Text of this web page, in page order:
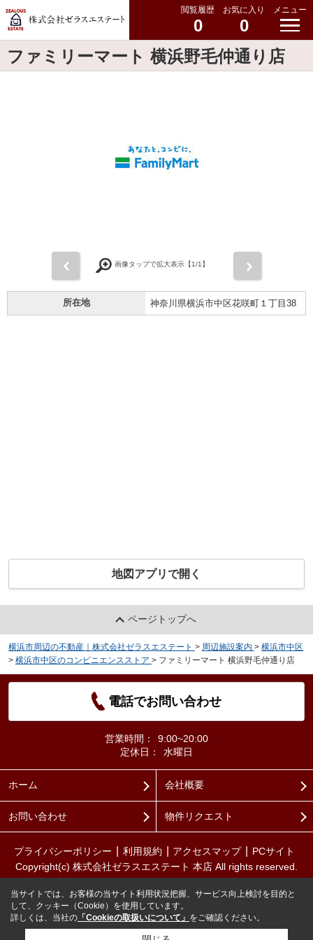
閲覧履歴
0
お気に入り
0
メニュー
ファミリーマート 横浜野毛仲通り店
画像タップで拡大表示【1/1】
所在地 神奈川県横浜市中区花咲町１丁目38
地図アプリで開く
ページトップへ
横浜市周辺の不動産｜株式会社ゼラスエステート > 周辺施設案内 > 横浜市中区
> 横浜市中区のコンビニエンスストア > ファミリーマート 横浜野毛仲通り店
電話でお問い合わせ
営業時間：
9:00~20:00
定休日：
水曜日
ホーム 会社概要
お問い合わせ 物件リクエスト
プライバシーポリシー 利用規約 アクセスマップ
PCサイト
Copyright(c) 株式会社ゼラスエステート 本店 All rights reserved.
当サイトでは、お客様の当サイト利用状況把握、サービス向上検討を目的と
して、クッキー（Cookie）を使用しています。
詳しくは、当社の 「Cookieの取扱いについて」 をご確認ください。